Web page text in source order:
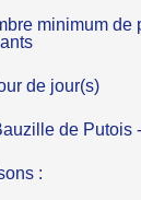
minimum de
de jour(s)
de Putois
: